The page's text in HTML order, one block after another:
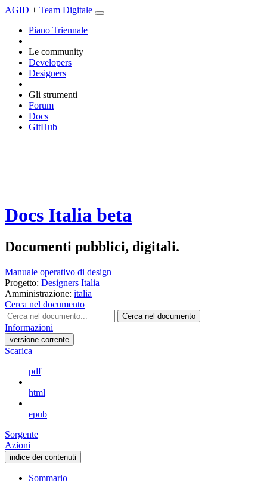
AGID + Team Digitale
Piano Triennale
Le community
Developers
Designers
Gli strumenti
Forum
Docs
GitHub
Docs Italia beta
Documenti pubblici, digitali.
Manuale operativo di design
Progetto: Designers Italia
Amministrazione: italia
Cerca nel documento
Cerca nel documento
Informazioni
versione-corrente
Scarica
pdf
html
epub
Sorgente
Azioni
indice dei contenuti
Sommario